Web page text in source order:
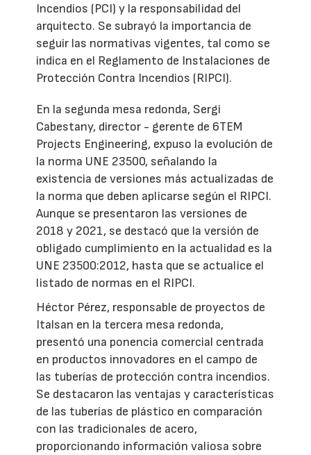
Incendios (PCI) y la responsabilidad del
arquitecto. Se subrayó la importancia de
seguir las normativas vigentes, tal como se
indica en el Reglamento de Instalaciones de
Protección Contra Incendios (RIPCI).
En la segunda mesa redonda, Sergi
Cabestany, director - gerente de 6TEM
Projects Engineering, expuso la evolución de
la norma UNE 23500, señalando la
existencia de versiones más actualizadas de
la norma que deben aplicarse según el RIPCI.
Aunque se presentaron las versiones de
2018 y 2021, se destacó que la versión de
obligado cumplimiento en la actualidad es la
UNE 23500:2012, hasta que se actualice el
listado de normas en el RIPCI.
Héctor Pérez, responsable de proyectos de
Italsan en la tercera mesa redonda,
presentó una ponencia comercial centrada
en productos innovadores en el campo de
las tuberías de protección contra incendios.
Se destacaron las ventajas y características
de las tuberías de plástico en comparación
con las tradicionales de acero,
proporcionando información valiosa sobre